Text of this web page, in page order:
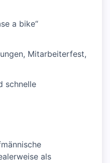
a bike“
Mitarbeiterfest,
schnelle
als